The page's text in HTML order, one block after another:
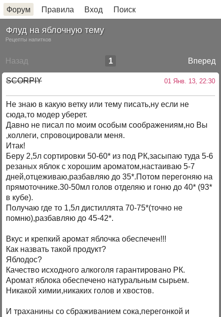
Форум Правила Вход Поиск
Флуд на яблочную тему
Рецепты напитков
Назад Вперед
1
SCORPIY 01 Янв. 13, 22:30
Не знаю в какую ветку или тему писать,ну если не
сюда,то модер уберет.
Давно не писал по моим особым соображениям,но Вы
,коллеги, спровоцировали меня.
Итак!
Беру 2,5л сортировки 50-60* из под РК,засыпаю туда 5-6
резаных яблок с хорошим ароматом,настаиваю 5-7
дней,отцеживаю,разбавляю до 35*.Потом перегоняю на
прямоточнике.30-50мл голов отделяю и гоню до 40* (93*
в кубе).
Получаю где то 1,5л дистиллята 70-75*(точно не
помню),разбавляю до 45-42*.
Вкус и крепкий аромат яблочка обеспечен!!!
Как назвать такой продукт?
Яблодос?
Качество исходного алкоголя гарантировано РК.
Аромат яблока обеспечено натуральным сырьем.
Никакой химии,никаких голов и хвостов.
И траханины со сбраживанием сока,перегонкой и